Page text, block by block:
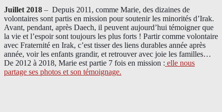
Juillet 2018 – Depuis 2011, comme Marie, des dizaines de
volontaires sont partis en mission pour soutenir les minorités d’Irak.
Avant, pendant, après Daech, il peuvent aujourd’hui témoigner que
la vie et l’espoir sont toujours les plus forts ! Partir comme volontaire
avec Fraternité en Irak, c’est tisser des liens durables année après
année, voir les enfants grandir, et retrouver avec joie les familles…
De 2012 à 2018, Marie est partie 7 fois en mission : elle nous
partage ses photos et son témoignage.